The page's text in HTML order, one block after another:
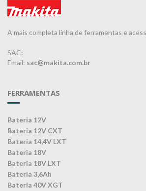
A mais completa linha de ferramentas e
SAC:
Email: sac@makita.com.br
FERRAMENTAS
Bateria 12V
Bateria 12V CXT
Bateria 14,4V LXT
Bateria 18V
Bateria 18V LXT
Bateria 3,6Ah
Bateria 40V XGT